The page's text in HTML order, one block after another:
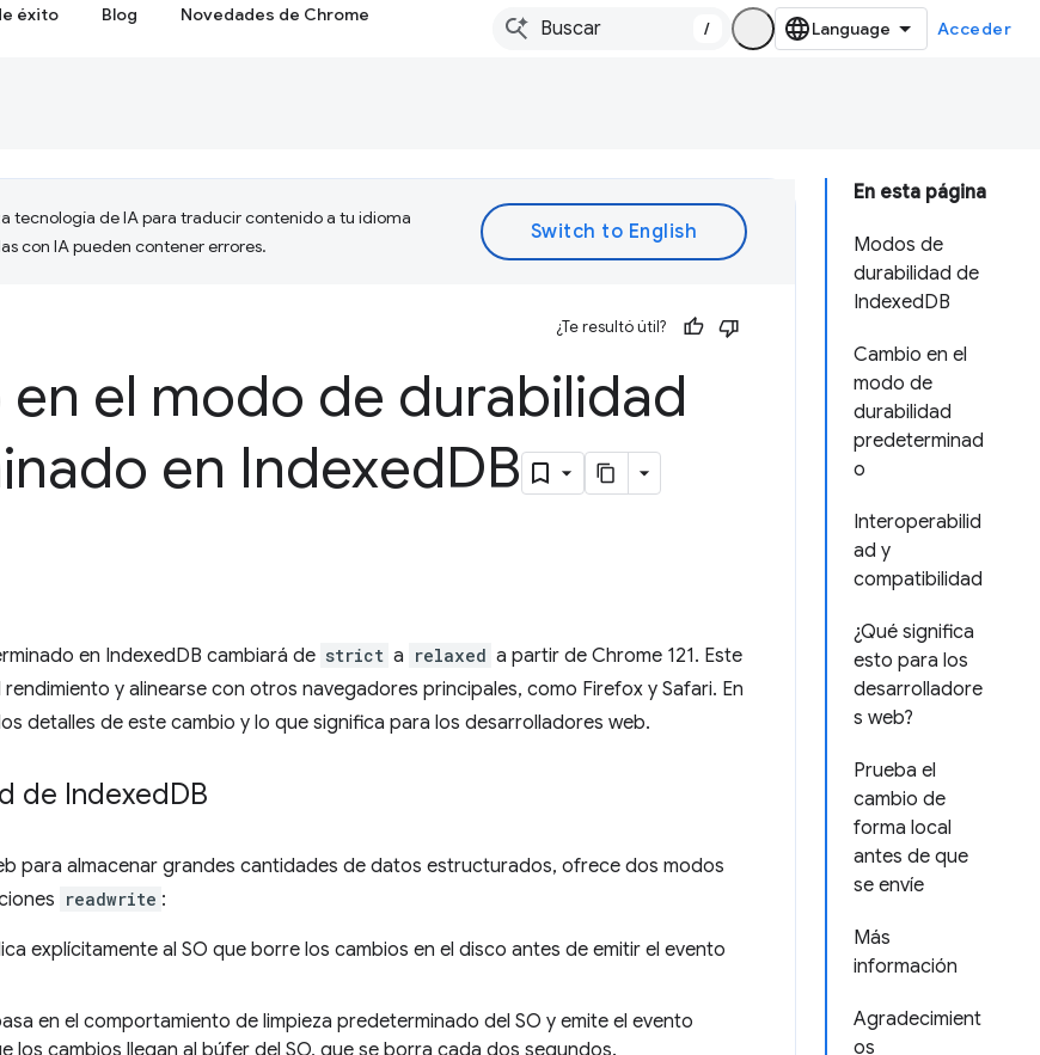
éxito Blog Novedades de Chrome
/ Acceder
En esta página
Modos de
durabilidad de
IndexedDB
Cambio en el
modo de
durabilidad
predeterminad
o
Interoperabilid
ad y
compatibilidad
¿Qué significa
esto para los
desarrolladore
s web?
Prueba el
cambio de
forma local
antes de que
se envíe
Más
información
Agradecimient
os
tecnología de IA para traducir contenido a tu idioma
con IA pueden contener errores.
¿Te resultó útil?
en el modo de durabilidad
en IndexedDB
en IndexedDB cambiará de strict a relaxed a partir de Chrome 121. Este
y alinearse con otros navegadores principales, como Firefox y Safari. En
detalles de este cambio y lo que significa para los desarrolladores web.
de IndexedDB
para almacenar grandes cantidades de datos estructurados, ofrece dos modos
readwrite :
explícitamente al SO que borre los cambios en el disco antes de emitir el evento
en el comportamiento de limpieza predeterminado del SO y emite el evento
los cambios llegan al búfer del SO, que se borra cada dos segundos.